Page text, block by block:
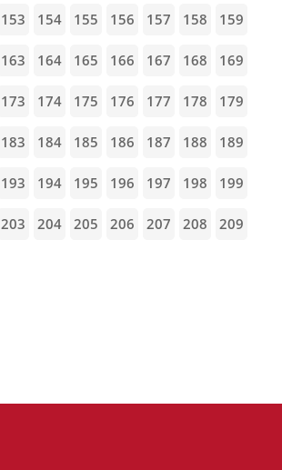
153 154 155 156 157 158 159
163 164 165 166 167 168 169
173 174 175 176 177 178 179
183 184 185 186 187 188 189
193 194 195 196 197 198 199
203 204 205 206 207 208 209